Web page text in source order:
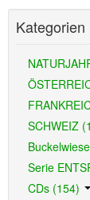
Kategorien
SCHWEIZ
Serie
CDs (154)